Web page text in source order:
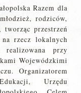
Razem dla
rodziców,
przestrzeń
na rzecz lokalnych
realizowana przy
Wojewódzkimi
Organizatorem
Urzędu